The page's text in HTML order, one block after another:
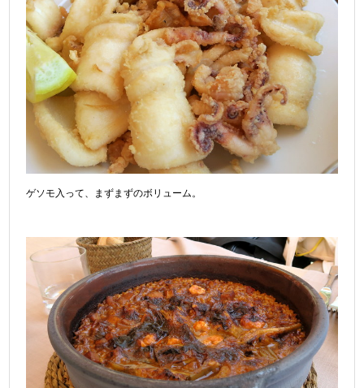
ゲソモ入って、まずまずのボリューム。